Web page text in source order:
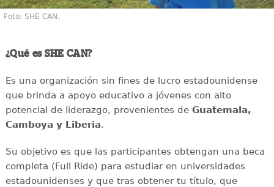
Foto: SHE CAN.
¿Qué es SHE CAN?
Es una organización sin fines de lucro estadounidense
que brinda a apoyo educativo a jóvenes con alto
potencial de liderazgo, provenientes deGuatemala,
Camboya y Liberia.
Su objetivo es que las participantes obtengan una beca
completa (Full Ride) para estudiar en universidades
estadounidenses y que tras obtener tu título, que